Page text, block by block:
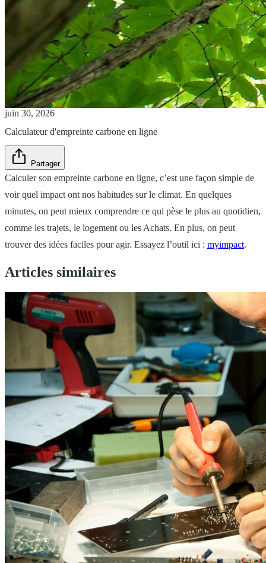
juin 30, 2026
Calculateur d'empreinte carbone en ligne
Partager
Calculer son empreinte carbone en ligne, c’est une façon simple de
voir quel impact ont nos habitudes sur le climat. En quelques
minutes, on peut mieux comprendre ce qui pèse le plus au quotidien,
comme les trajets, le logement ou les Achats. En plus, on peut
trouver des idées faciles pour agir. Essayez l’outil ici : myimpact.
Articles similaires